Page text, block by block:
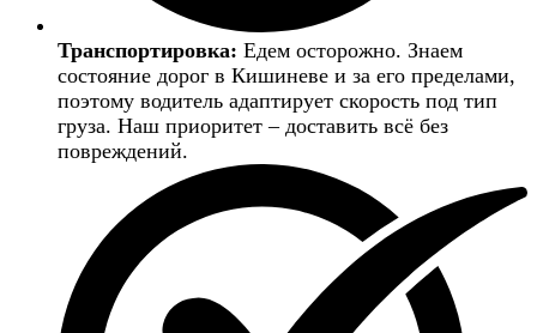
Транспортировка: Едем осторожно. Знаем
состояние дорог в Кишиневе и за его пределами,
поэтому водитель адаптирует скорость под тип
груза. Наш приоритет – доставить всё без
повреждений.